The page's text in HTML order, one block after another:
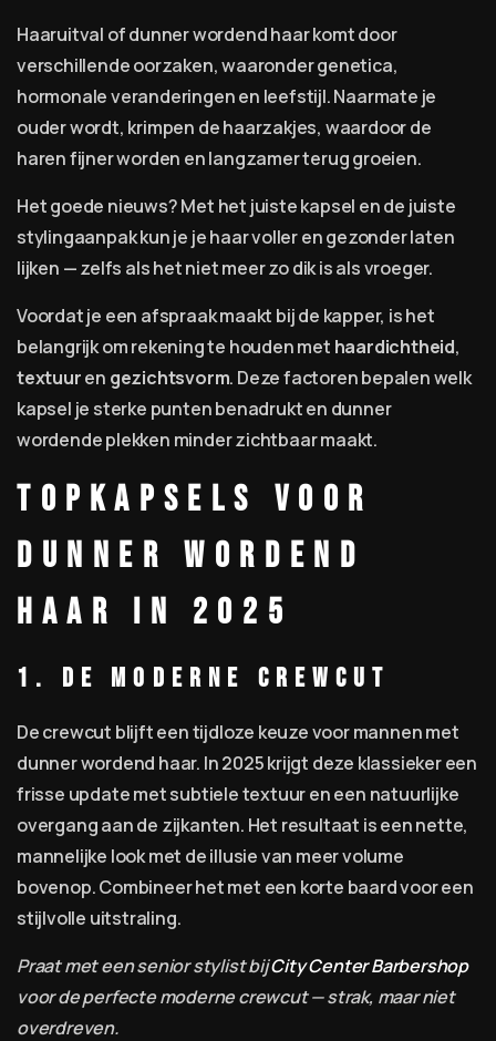
Haaruitval of dunner wordend haar komt door
verschillende oorzaken, waaronder genetica,
hormonale veranderingen en leefstijl. Naarmate je
ouder wordt, krimpen de haarzakjes, waardoor de
haren fijner worden en langzamer terug groeien.
Het goede nieuws? Met het juiste kapsel en de juiste
stylingaanpak kun je je haar voller en gezonder laten
lijken — zelfs als het niet meer zo dik is als vroeger.
Voordat je een afspraak maakt bij de kapper, is het
belangrijk om rekening te houden met haardichtheid,
textuuren gezichtsvorm. Deze factoren bepalen welk
kapsel je sterke punten benadrukt en dunner
wordende plekken minder zichtbaar maakt.
Topkapsels voor
dunner wordend
haar in 2025
1. De moderne crewcut
De crewcut blijft een tijdloze keuze voor mannen met
dunner wordend haar. In 2025 krijgt deze klassieker een
frisse update met subtiele textuur en een natuurlijke
overgang aan de zijkanten. Het resultaat is een nette,
mannelijke look met de illusie van meer volume
bovenop. Combineer het met een korte baard voor een
stijlvolle uitstraling.
Praat met een senior stylist bijCity Center Barbershop
voor de perfecte moderne crewcut — strak, maar niet
overdreven.